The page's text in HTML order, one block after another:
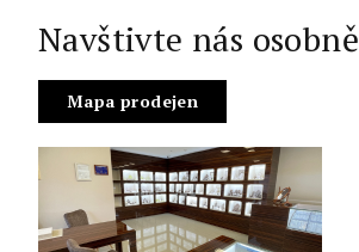
Navštivte nás osobně
Mapa prodejen